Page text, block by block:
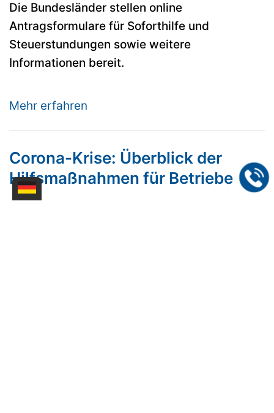
Die Bundesländer stellen online
Antragsformulare für Soforthilfe und
Steuerstundungen sowie weitere
Informationen bereit.
Mehr erfahren
Corona-Krise: Überblick der
Hilfsmaßnahmen für Betriebe